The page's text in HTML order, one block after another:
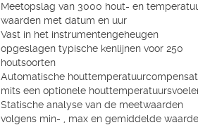
Meetopslag van 3000 hout- en
waarden met datum en uur
Vast in het instrumentengeheugen
opgeslagen typische kenlijnen voor 250
houtsoorten
Automatische
mits een optionele
Statische analyse van de meetwaarden
volgens min- , max en gemiddelde